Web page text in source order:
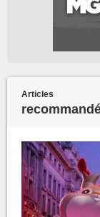
Articles